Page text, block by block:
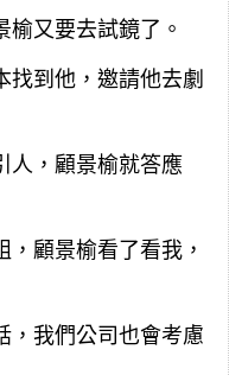
又要去試鏡了。
找到他，邀請他去劇
人，顧景榆就答應
顧景榆看了看我，
，我們公司也會考慮